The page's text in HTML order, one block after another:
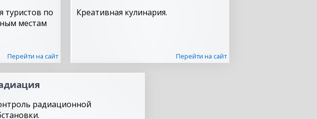
туристов по
местам
Перейти на сайт
Креативная кулинария.
Перейти на сайт
радиационной